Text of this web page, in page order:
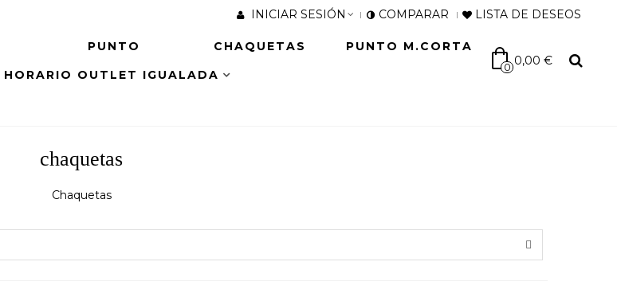
INICIAR SESIÓN COMPARAR LISTA DE DESEOS
PUNTO CHAQUETAS
PUNTO M.CORTA
HORARIO OUTLET IGUALADA
0 0,00 €
chaquetas
Chaquetas